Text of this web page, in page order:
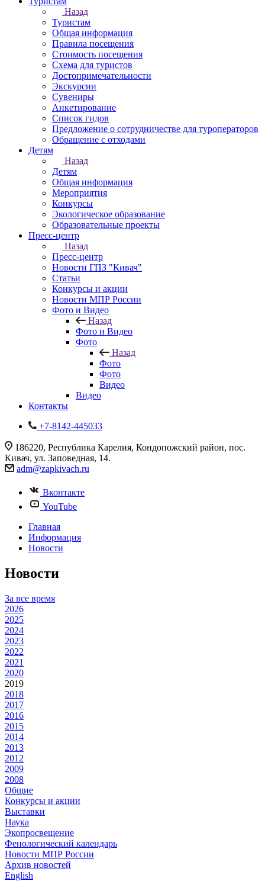
Назад
Туристам
Общая информация
Правила посещения
Стоимость посещения
Схема для туристов
Достопримечательности
Экскурсии
Сувениры
Анкетирование
Список гидов
Предложение о сотрудничестве для туроператоров
Обращение с отходами
Детям
Назад
Детям
Общая информация
Мероприятия
Конкурсы
Экологическое образование
Образовательные проекты
Пресс-центр
Назад
Пресс-центр
Новости ГПЗ "Кивач"
Статьи
Конкурсы и акции
Новости МПР России
Фото и Видео
Назад
Фото и Видео
Фото
Назад
Фото
Фото
Видео
Видео
Контакты
+7-8142-445033
186220, Республика Карелия, Кондопожский район, пос.
Кивач, ул. Заповедная, 14.
adm@zapkivach.ru
Вконтакте
YouTube
Главная
Информация
Новости
Новости
За все время
2026
2025
2024
2023
2022
2021
2020
2019
2018
2017
2016
2015
2014
2013
2012
2009
2008
Общие
Конкурсы и акции
Выставки
Наука
Экопросвещение
Фенологический календарь
Новости МПР России
Архив новостей
English